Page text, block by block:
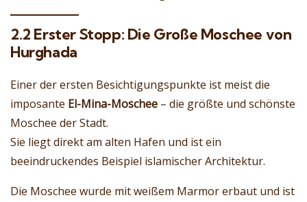
2.2 Erster Stopp: Die Große Moschee von
Hurghada
Einer der ersten Besichtigungspunkte ist meist die
imposante El-Mina-Moschee – die größte und schönste
Moschee der Stadt.
Sie liegt direkt am alten Hafen und ist ein
beeindruckendes Beispiel islamischer Architektur.
Die Moschee wurde mit weißem Marmor erbaut und ist